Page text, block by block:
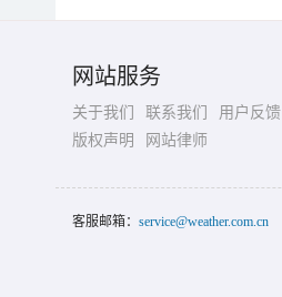
网站服务
关于我们 联系我们
用户反馈
版权声明
网站律师
客服邮箱： service@weather.com.cn